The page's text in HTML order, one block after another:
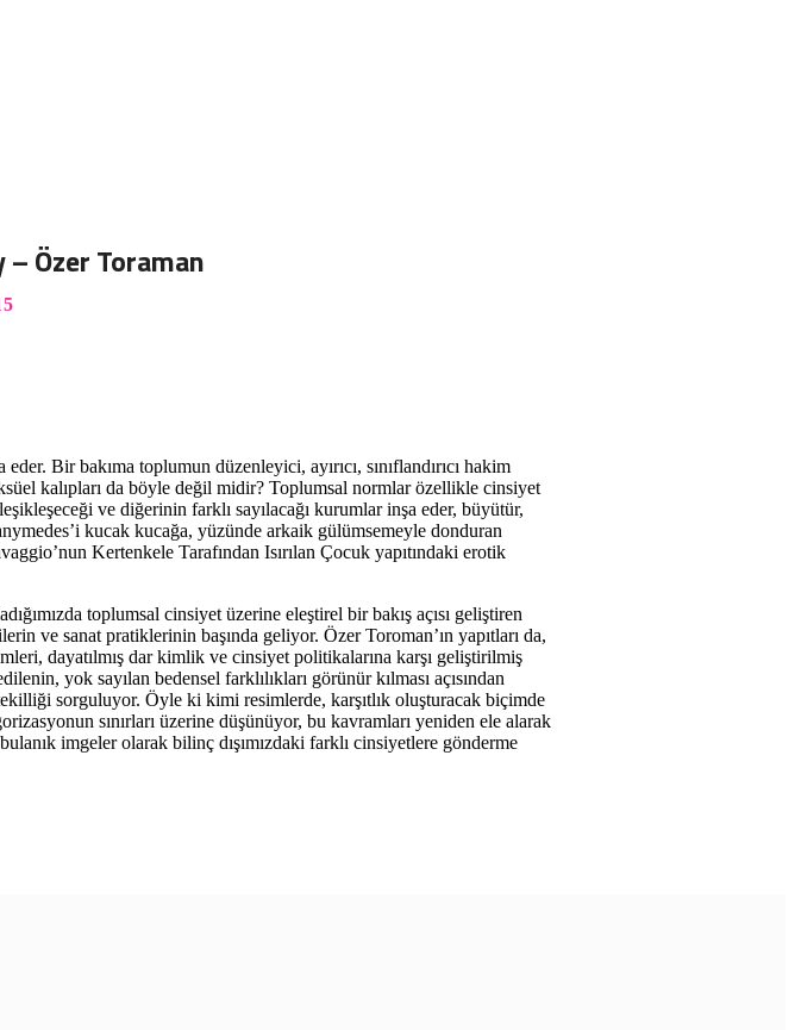
Özer Toraman
Bir bakıma toplumun düzenleyici, ayırıcı, sınıflandırıcı hakim
kalıpları da böyle değil midir? Toplumsal normlar özellikle cinsiyet
ve diğerinin farklı sayılacağı kurumlar inşa eder, büyütür,
kucak kucağa, yüzünde arkaik gülümsemeyle donduran
Kertenkele Tarafından Isırılan Çocuk yapıtındaki erotik
toplumsal cinsiyet üzerine eleştirel bir bakış açısı geliştiren
ve sanat pratiklerinin başında geliyor. Özer Toroman’ın yapıtları da,
dayatılmış dar kimlik ve cinsiyet politikalarına karşı geliştirilmiş
yok sayılan bedensel farklılıkları görünür kılması açısından
sorguluyor. Öyle ki kimi resimlerde, karşıtlık oluşturacak biçimde
sınırları üzerine düşünüyor, bu kavramları yeniden ele alarak
imgeler olarak bilinç dışımızdaki farklı cinsiyetlere gönderme